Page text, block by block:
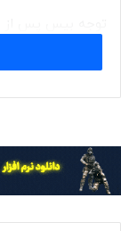
از‌طریق پروژه‌ی